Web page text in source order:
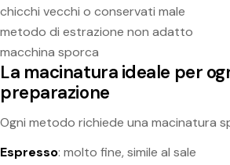
chicchi vecchi o conservati male
metodo di estrazione non adatto
macchina sporca
La macinatura ideale per
preparazione
Ogni metodo richiede una macinatura
Espresso: molto fine, simile al sale